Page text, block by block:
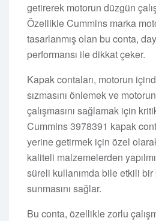
getirerek motorun düzgün
Özellikle Cummins marka
tasarlanmış olan bu conta,
performansı ile dikkat çeker.
Kapak contaları, motorun
sızmasını önlemek ve
çalışmasını sağlamak için
Cummins 3978391 kapak
yerine getirmek için özel
kaliteli malzemelerden
süreli kullanımda bile etkili
sunmasını sağlar.
Bu conta, özellikle zorlu